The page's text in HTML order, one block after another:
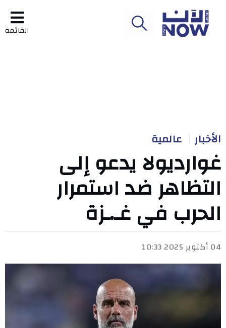
القائمة
الأخبار عالمية
غوارديولا يدعو إلى
التظاهر ضد استمرار
الحرب في غـ.ـزة
04 أكتوبر 2025 10:33